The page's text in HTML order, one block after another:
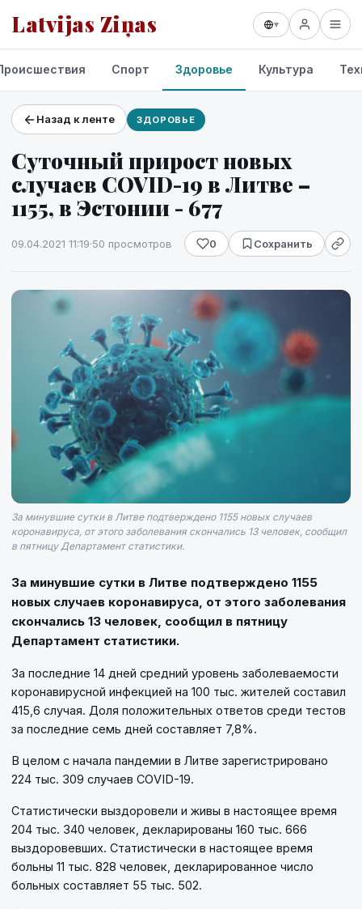
Latvijas Ziņas ▾
Проекты и сервисы
Прогноз погоды
Спорт Здоровье Культура
Назад к ленте ЗДОРОВЬЕ
Суточный прирост новых
случаев COVID-19 в Литве –
1155, в Эстонии - 677
09.04.2021 11:19·50 просмотров 0 Сохранить
За минувшие сутки в Литве подтверждено 1155 новых случаев
коронавируса, от этого заболевания скончались 13 человек, сообщил
в пятницу Департамент статистики.
За минувшие сутки в Литве подтверждено 1155
новых случаев коронавируса, от этого заболевания
скончались 13 человек, сообщил в пятницу
Департамент статистики.
За последние 14 дней средний уровень заболеваемости
коронавирусной инфекцией на 100 тыс. жителей составил
415,6 случая. Доля положительных ответов среди тестов
за последние семь дней составляет 7,8%.
В целом с начала пандемии в Литве зарегистрировано
224 тыс. 309 случаев COVID-19.
Статистически выздоровели и живы в настоящее время
204 тыс. 340 человек, декларированы 160 тыс. 666
выздоровевших. Статистически в настоящее время
больны 11 тыс. 828 человек, декларированное число
больных составляет 55 тыс. 502.